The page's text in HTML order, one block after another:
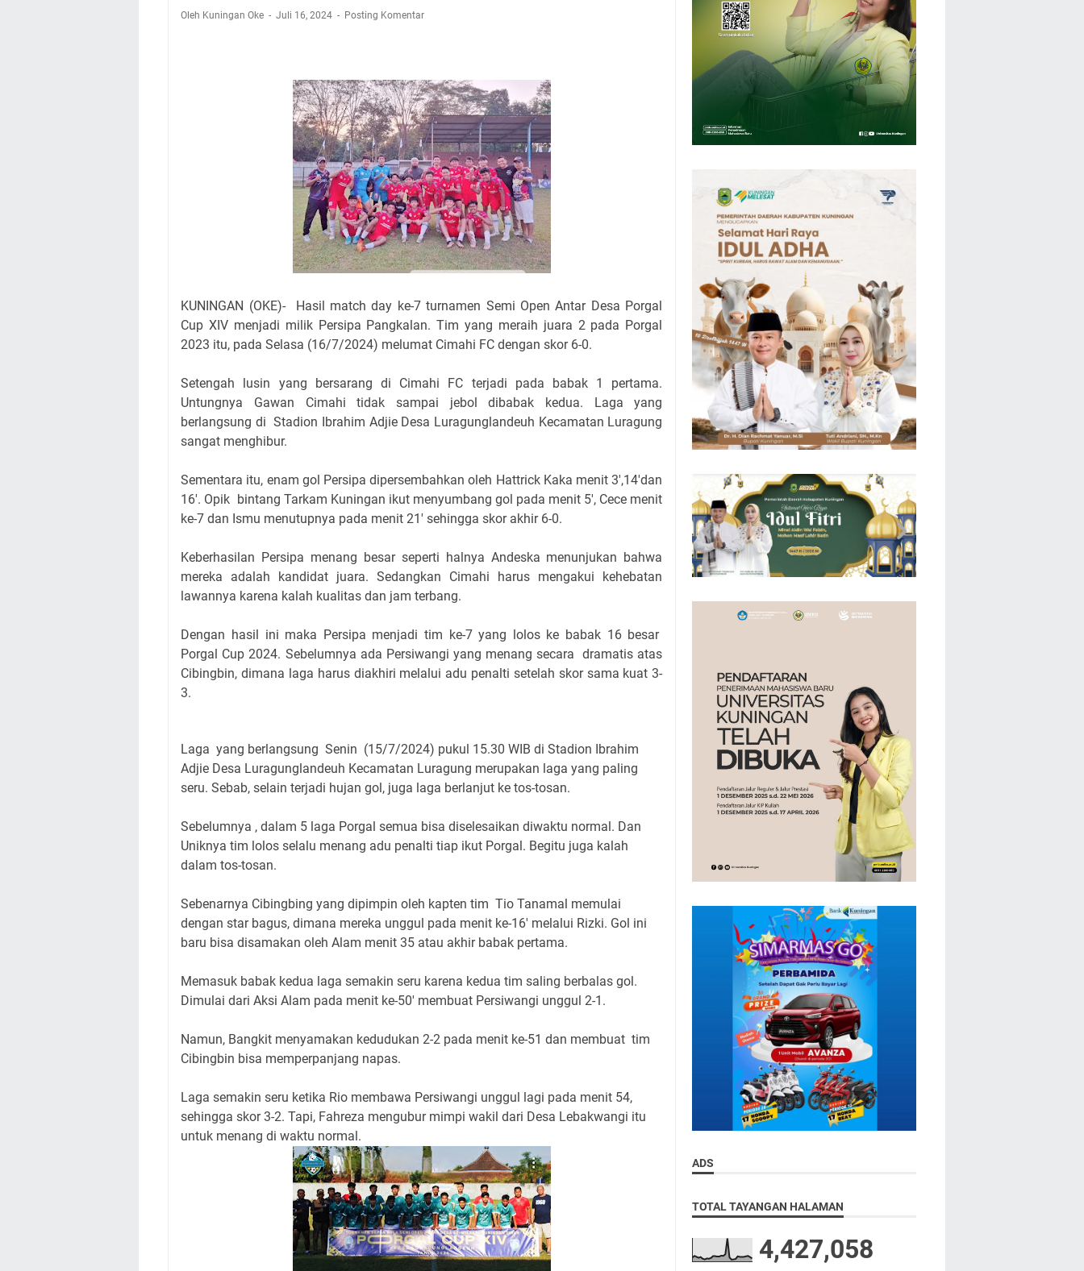
Warga Mulai Kesulitan Air Bersih Akibat Kekeringan, Polres Kuningan dan PAM Tirta
Sudahkah Kita Merdeka Dari Hawa Nafsu?
Info Sembako di Pasar Kepuh Kuningan Kamis 6 Agustus 2026, Daging Naik, Telur Turun
Agenda Kegiatan Bupati Kuningan Jumat 7 Agustus 2026 Ada Tiga, Tapi yang Bakal Dihadiri
Hanya Satu
Oleh Kuningan Oke Juli 16, 2024 Posting Komentar
KUNINGAN (OKE)- Hasil match day ke-7 turnamen Semi Open Antar Desa Porgal
Cup XIV menjadi milik Persipa Pangkalan. Tim yang meraih juara 2 pada Porgal
2023 itu, pada Selasa (16/7/2024) melumat Cimahi FC dengan skor 6-0.
Setengah lusin yang bersarang di Cimahi FC terjadi pada babak 1 pertama.
Untungnya Gawan Cimahi tidak sampai jebol dibabak kedua. Laga yang
berlangsung di Stadion Ibrahim Adjie Desa Luragunglandeuh Kecamatan Luragung
sangat menghibur.
Sementara itu, enam gol Persipa dipersembahkan oleh Hattrick Kaka menit 3',14'dan
16'. Opik bintang Tarkam Kuningan ikut menyumbang gol pada menit 5', Cece menit
ke-7 dan Ismu menutupnya pada menit 21' sehingga skor akhir 6-0.
Keberhasilan Persipa menang besar seperti halnya Andeska menunjukan bahwa
mereka adalah kandidat juara. Sedangkan Cimahi harus mengakui kehebatan
lawannya karena kalah kualitas dan jam terbang.
Dengan hasil ini maka Persipa menjadi tim ke-7 yang lolos ke babak 16 besar
Porgal Cup 2024. Sebelumnya ada Persiwangi yang menang secara dramatis atas
Cibingbin, dimana laga harus diakhiri melalui adu penalti setelah skor sama kuat 3-
3.
Laga yang berlangsung Senin (15/7/2024) pukul 15.30 WIB di Stadion Ibrahim
Adjie Desa Luragunglandeuh Kecamatan Luragung merupakan laga yang paling
seru. Sebab, selain terjadi hujan gol, juga laga berlanjut ke tos-tosan.
Sebelumnya , dalam 5 laga Porgal semua bisa diselesaikan diwaktu normal. Dan
Uniknya tim lolos selalu menang adu penalti tiap ikut Porgal. Begitu juga kalah
dalam tos-tosan.
Sebenarnya Cibingbing yang dipimpin oleh kapten tim Tio Tanamal memulai
dengan star bagus, dimana mereka unggul pada menit ke-16' melalui Rizki. Gol ini
baru bisa disamakan oleh Alam menit 35 atau akhir babak pertama.
Memasuk babak kedua laga semakin seru karena kedua tim saling berbalas gol.
Dimulai dari Aksi Alam pada menit ke-50' membuat Persiwangi unggul 2-1.
Namun, Bangkit menyamakan kedudukan 2-2 pada menit ke-51 dan membuat tim
Cibingbin bisa memperpanjang napas.
Laga semakin seru ketika Rio membawa Persiwangi unggul lagi pada menit 54,
sehingga skor 3-2. Tapi, Fahreza mengubur mimpi wakil dari Desa Lebakwangi itu
untuk menang di waktu normal.
ADS
TOTAL TAYANGAN HALAMAN
4,427,058